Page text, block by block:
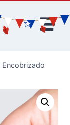
Encobrizado